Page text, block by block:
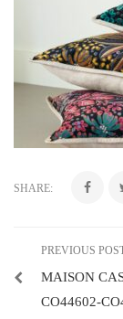
SHARE:
PREVIOUS
MAISON
CO44602-